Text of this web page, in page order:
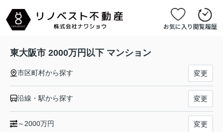
お気に入り閲覧履歴
東大阪市 2000万円以下 マンション
市区町村から探す 変更
沿線・駅から探す 変更
～2000万円 変更